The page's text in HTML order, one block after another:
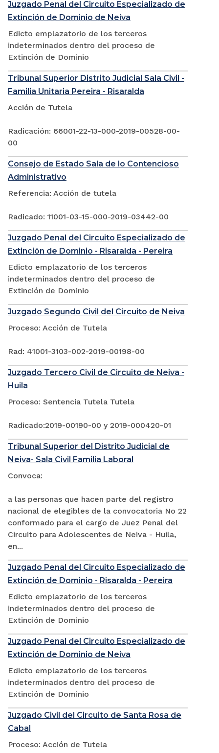
Juzgado Penal del Circuito Especializado de
Extinción de Dominio de Neiva
Edicto emplazatorio de los terceros
indeterminados dentro del proceso de
Extinción de Dominio
Tribunal Superior Distrito Judicial Sala Civil -
Familia Unitaria Pereira - Risaralda
Acción de Tutela
Radicación: 66001-22-13-000-2019-00528-00-
00
Consejo de Estado Sala de lo Contencioso
Administrativo
Referencia: Acción de tutela
Radicado: 11001-03-15-000-2019-03442-00
Juzgado Penal del Circuito Especializado de
Extinción de Dominio - Risaralda - Pereira
Edicto emplazatorio de los terceros
indeterminados dentro del proceso de
Extinción de Dominio
Juzgado Segundo Civil del Circuito de Neiva
Proceso: Acción de Tutela
Rad: 41001-3103-002-2019-00198-00
Juzgado Tercero Civil de Circuito de Neiva -
Huila
Proceso: Sentencia Tutela Tutela
Radicado:2019-00190-00 y 2019-000420-01
Tribunal Superior del Distrito Judicial de
Neiva- Sala Civil Familia Laboral
Convoca:
a las personas que hacen parte del registro
nacional de elegibles de la convocatoria No 22
conformado para el cargo de Juez Penal del
Circuito para Adolescentes de Neiva - Huila,
en...
Juzgado Penal del Circuito Especializado de
Extinción de Dominio - Risaralda - Pereira
Edicto emplazatorio de los terceros
indeterminados dentro del proceso de
Extinción de Dominio
Juzgado Penal del Circuito Especializado de
Extinción de Dominio de Neiva
Edicto emplazatorio de los terceros
indeterminados dentro del proceso de
Extinción de Dominio
Juzgado Civil del Circuito de Santa Rosa de
Cabal
Proceso: Acción de Tutela